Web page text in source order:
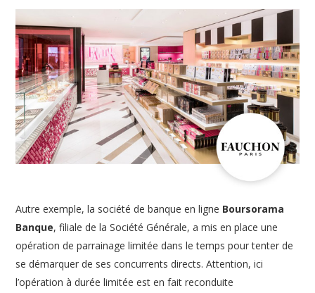
Autre exemple, la société de banque en ligne Boursorama
Banque, filiale de la Société Générale, a mis en place une
opération de parrainage limitée dans le temps pour tenter de
se démarquer de ses concurrents directs. Attention, ici
l’opération à durée limitée est en fait reconduite